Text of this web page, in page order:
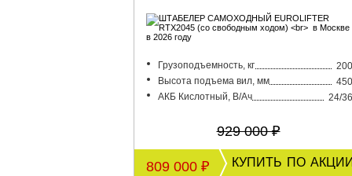
Грузоподъемность, кг
Высота подъема вил, мм
АКБ Кислотный, В/Ач
24/
929 000 ₽
809 000 ₽ купить по